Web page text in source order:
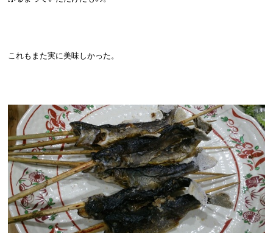
これもまた実に美味しかった。